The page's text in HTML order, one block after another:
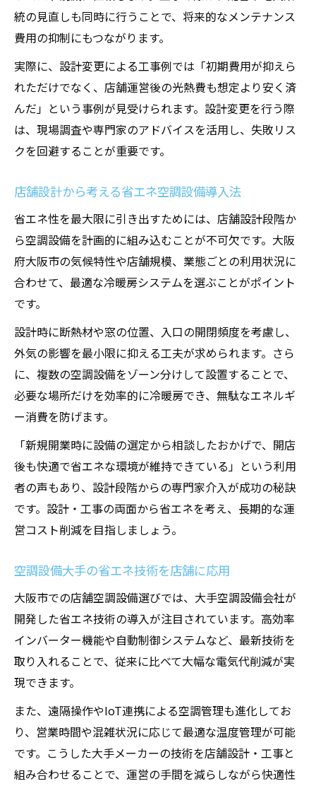
統の見直しも同時に行うことで、将来的なメンテナンス
費用の抑制にもつながります。
実際に、設計変更による工事例では「初期費用が抑えら
れただけでなく、店舗運営後の光熱費も想定より安く済
んだ」という事例が見受けられます。設計変更を行う際
は、現場調査や専門家のアドバイスを活用し、失敗リス
クを回避することが重要です。
店舗設計から考える省エネ空調設備導入法
省エネ性を最大限に引き出すためには、店舗設計段階か
ら空調設備を計画的に組み込むことが不可欠です。大阪
府大阪市の気候特性や店舗規模、業態ごとの利用状況に
合わせて、最適な冷暖房システムを選ぶことがポイント
です。
設計時に断熱材や窓の位置、入口の開閉頻度を考慮し、
外気の影響を最小限に抑える工夫が求められます。さら
に、複数の空調設備をゾーン分けして設置することで、
必要な場所だけを効率的に冷暖房でき、無駄なエネルギ
ー消費を防げます。
「新規開業時に設備の選定から相談したおかげで、開店
後も快適で省エネな環境が維持できている」という利用
者の声もあり、設計段階からの専門家介入が成功の秘訣
です。設計・工事の両面から省エネを考え、長期的な運
営コスト削減を目指しましょう。
空調設備大手の省エネ技術を店舗に応用
大阪市での店舗空調設備選びでは、大手空調設備会社が
開発した省エネ技術の導入が注目されています。高効率
インバーター機能や自動制御システムなど、最新技術を
取り入れることで、従来に比べて大幅な電気代削減が実
現できます。
また、遠隔操作やIoT連携による空調管理も進化してお
り、営業時間や混雑状況に応じて最適な温度管理が可能
です。こうした大手メーカーの技術を店舗設計・工事と
組み合わせることで、運営の手間を減らしながら快適性